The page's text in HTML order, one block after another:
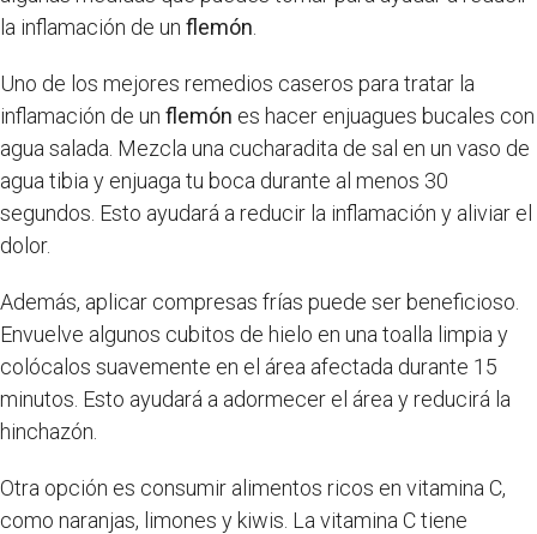
la inflamación de un flemón
Uno de los mejores remedios caseros para tratar la
inflamación de un flemón es hacer enjuagues bucales con
agua salada. Mezcla una cucharadita de sal en un vaso de
agua tibia y enjuaga tu boca durante al menos 30
segundos. Esto ayudará a reducir la inflamación y aliviar el
dolor.
Además, aplicar compresas frías puede ser beneficioso.
Envuelve algunos cubitos de hielo en una toalla limpia y
colócalos suavemente en el área afectada durante 15
minutos. Esto ayudará a adormecer el área y reducirá la
hinchazón.
Otra opción es consumir alimentos ricos en vitamina C,
como naranjas, limones y kiwis. La vitamina C tiene